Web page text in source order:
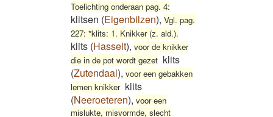
Toelichting onderaan pag. 4:
klitsen (Eigenbilzen), Vgl. pag.
227: *klits: 1. Knikker (z. ald.).
klits (Hasselt), voor de knikker
die in de pot wordt gezet klits
(Zutendaal), voor een gebakken
lemen knikker klits
(Neeroeteren), voor een
mislukte, misvormde, slecht